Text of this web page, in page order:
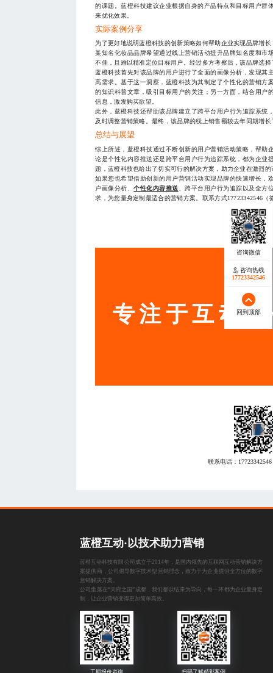
的课题。蓝橙科技建议企业根据自身的产品特点和目标用户群
来优化效果。
实际案例分享
为了更好地说明蓝橙科技的创新策略如何帮助企业实现品牌增
某知名化妆品品牌希望通过线上营销活动提升品牌知名度和市
不佳，且难以精准定位目标用户。经过多方考察后，该品牌选
蓝橙科技首先对该品牌的用户进行了全面的画像分析，发现其
高需求。基于这一洞察，蓝橙科技为其制定了个性化的营销方
的知识科普文章，吸引目标用户的关注；另一方面，结合用户
信息，激发购买欲望。
此外，蓝橙科技还帮助该品牌建立了跨平台用户行为追踪系统
及时调整营销策略。最终，该品牌的线上销售额较去年同期增
总结与展望
综上所述，蓝橙科技通过不断创新的用户营销活动策略，帮助
论是个性化内容推送还是跨平台用户行为追踪系统，都为企业
题，蓝橙科技也给出了切实可行的解决方案，助力企业在激烈
如果您也希望借助创新的用户营销活动实现品牌的快速增长，
户画像分析、个性化内容推送 、跨平台用户行为追踪以及全方
求，为您量身定制最适合的营销方案。联系方式17723342546（
— THE
服务
专注于互动
联系电话： 17723342546
咨询热线
17723342546
回到顶部
蓝橙互动·以技术助力营销
蓝橙互动科技有限公司成立于2014年，是国内领先的互联网互动营销解决方
案提供商，公司倡导数字技术型营销理念，致力于为企业提供全方位的数字
营销解决方案。
公司坐落在“天府之国”成都，我们都以结果为导向，每一环都为企业量身定
制，让企业营销变得更加简单高效。